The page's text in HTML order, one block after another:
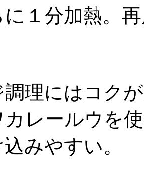
に１分加熱。
調理にはコク
カレールウを
みやすい。